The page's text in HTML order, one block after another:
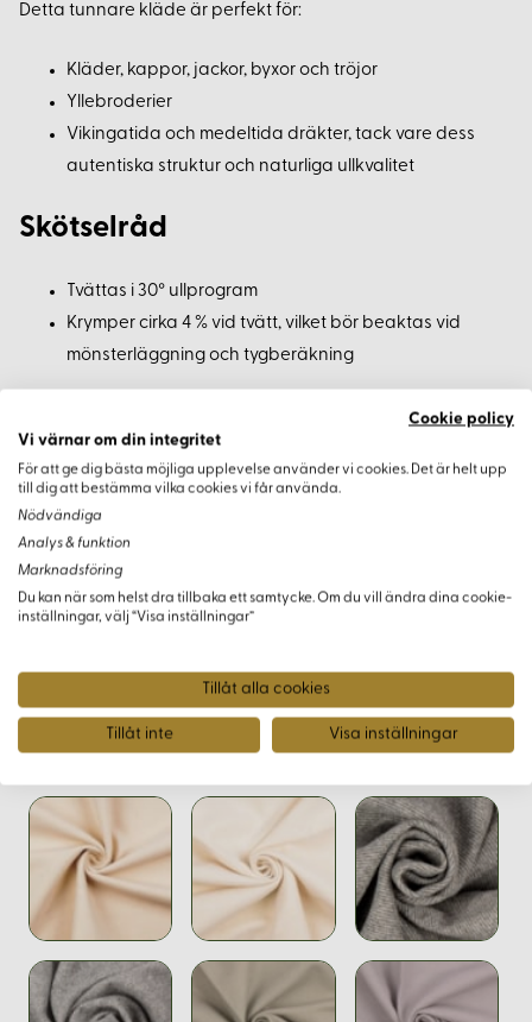
Detta tunnare kläde är perfekt för:
Kläder, kappor, jackor, byxor och tröjor
Yllebroderier
Vikingatida och medeltida dräkter, tack vare dess
autentiska struktur och naturliga ullkvalitet
Skötselråd
Tvättas i 30° ullprogram
Krymper cirka 4 % vid tvätt, vilket bör beaktas vid
mönsterläggning och tygberäkning
Minsta beställningsmängd:0,5 meter metervara
För att säkerställa att du får rätt färg och kvalitet kan du
beställa ett tygprov - antingen en komplett provkarta över
alla kläden i vårt sortiment eller ett enskilt prov av just detta
tyg.
Varianter
Cookie policy
Vi värnar om din integritet
För att ge dig bästa möjliga upplevelse använder vi cookies. Det är helt upp
till dig att bestämma vilka cookies vi får använda.
Nödvändiga
Analys & funktion
Marknadsföring
Du kan när som helst dra tillbaka ett samtycke. Om du vill ändra dina cookie-
inställningar, välj “Visa inställningar”
Tillåt alla cookies
Tillåt inte Visa inställningar